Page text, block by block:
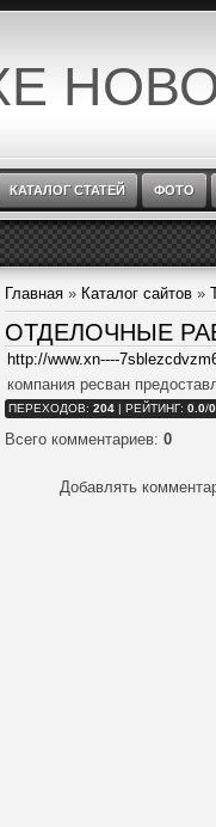
КАТАЛОГ СТАТЕЙ ФОТО
Главная » Каталог сайтов »
ОТДЕЛОЧНЫЕ
http://www.xn----
компания ресван
ПЕРЕХОДОВ: 204 | РЕЙТИНГ: 0.0/0
Всего комментариев: 0
Добавлять